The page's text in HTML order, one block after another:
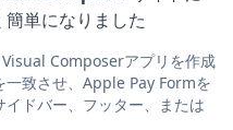
単になりました
Composerアプリを作成
一致させ、Apple Pay Formを
ドバー、フッター、または